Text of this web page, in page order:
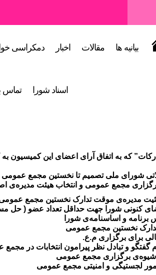
بیانیه ها مقالات اخبار دمکراسی
اسناد شورا تماس
که به اتفاق آرای اعضای این کمیسیون
شورای ملی تصمیم تا نخستین مجمع
مجمع عمومی و انتخاب هیئت مدیره‌ی